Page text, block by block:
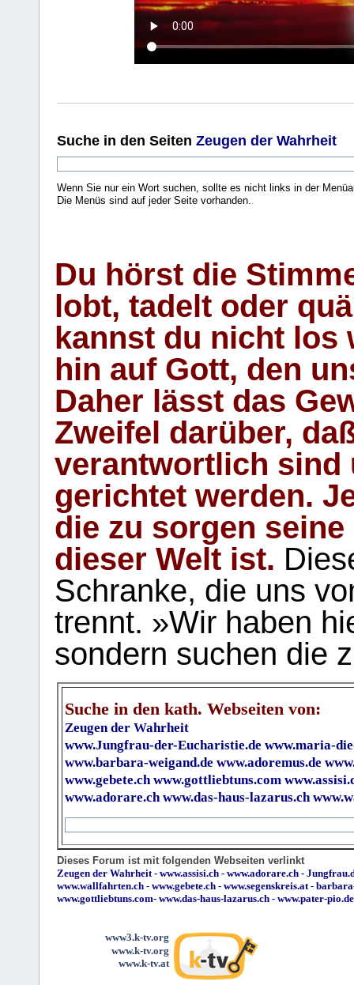
Suche in den Seiten Zeugen der Wahrheit
Wenn Sie nur ein Wort suchen, sollte es nicht links in der
Die Menüs sind auf jeder Seite vorhanden..
Du hörst die
lobt, tadelt oder
kannst du nicht los
hin auf Gott, den
Daher lässt das
Zweifel darüber,
verantwortlich sind
gerichtet werden.
die zu sorgen
dieser Welt ist.
Schranke, die uns
trennt. »Wir haben
sondern suchen die
Suche in den kath. Webseiten von:
Zeugen der Wahrheit
www.Jungfrau-der-Eucharistie.de www.maria-
www.barbara-weigand.de www.adoremus.de
www.gebete.ch www.gottliebtuns.com
www.adorare.ch www.das-haus-lazarus.ch
Dieses Forum ist mit folgenden Webseiten verlinkt
Zeugen der Wahrheit- www.assisi.ch - www.adorare.ch -
www.wallfahrten.ch - www.gebete.ch - www.segenskreis.at-
www.gottliebtuns.com- www.das-haus-lazarus.ch - www.pater-pio.de
www3.k-tv.org
www.k-tv.org
www.k-tv.at